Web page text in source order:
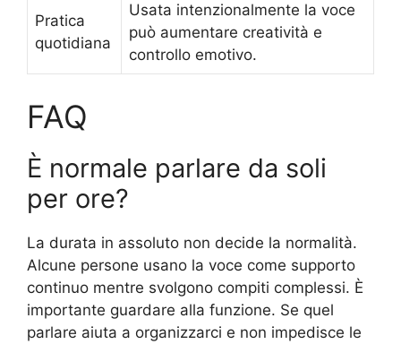
Pratica
quotidiana
Usata intenzionalmente la voce
può aumentare creatività e
controllo emotivo.
FAQ
È normale parlare da soli
per ore?
La durata in assoluto non decide la normalità.
Alcune persone usano la voce come supporto
continuo mentre svolgono compiti complessi. È
importante guardare alla funzione. Se quel
parlare aiuta a organizzarci e non impedisce le